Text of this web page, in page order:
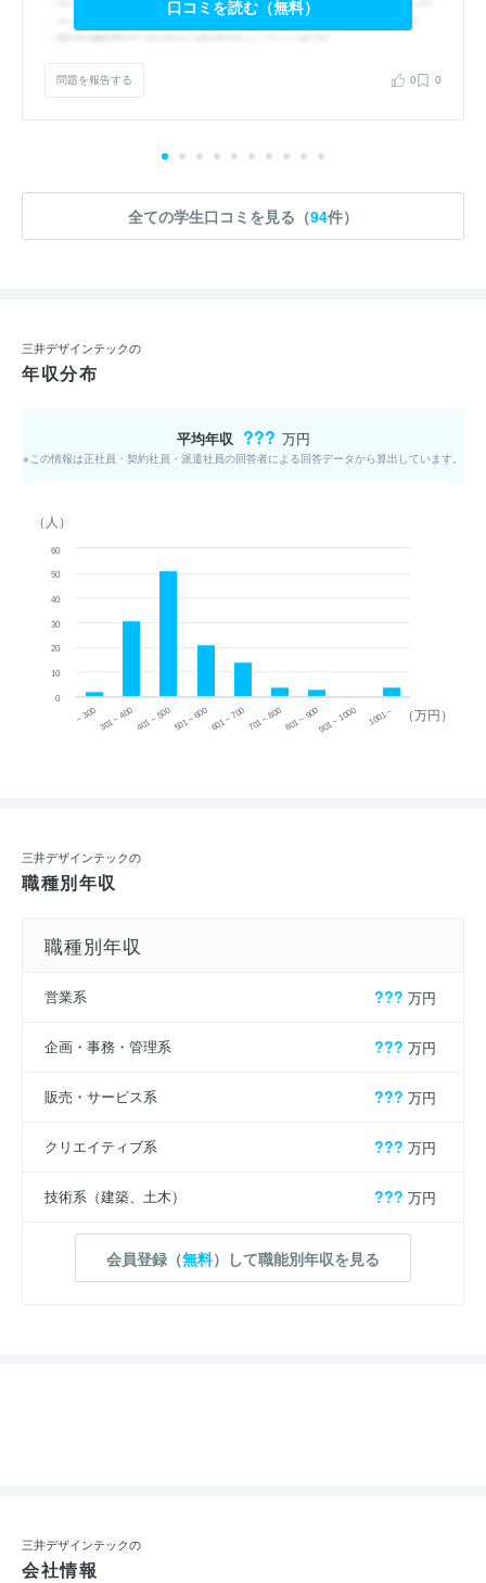
口コミを読む（無料）
問題を報告する 0 0
全ての学生口コミを見る（94件）
三井デザインテックの
年収分布
平均年収 ??? 万円
※この情報は正社員・契約社員・派遣社員の回答者による回答データから算出しています。
（万円）
（人）
~ 300 301 ~ 400 401 ~ 500501 ~ 600601 ~ 700701 ~ 800801 ~ 900901 ~ 1000 1001 ~
0
10
20
30
40
50
60
三井デザインテックの
職種別年収
職種別年収
営業系 ??? 万円
企画・事務・管理系 ??? 万円
販売・サービス系 ??? 万円
クリエイティブ系 ??? 万円
技術系（建築、土木） ??? 万円
会員登録（無料）して職能別年収を見る
三井デザインテックの
会社情報